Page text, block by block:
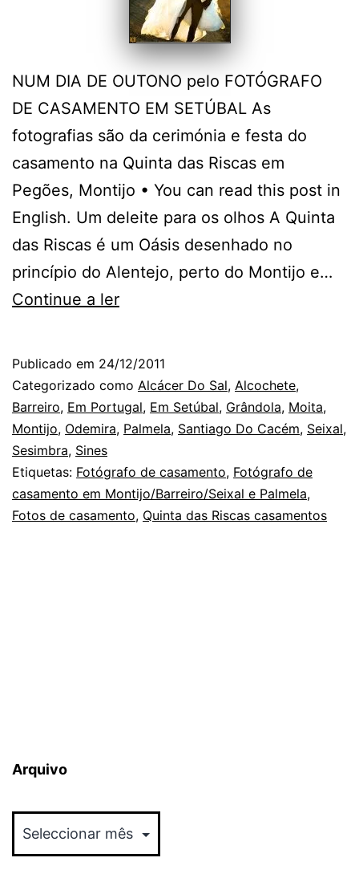
NUM DIA DE OUTONO pelo FOTÓGRAFO
DE CASAMENTO EM SETÚBAL As
fotografias são da cerimónia e festa do
casamento na Quinta das Riscas em
Pegões, Montijo • You can read this post in
English. Um deleite para os olhos A Quinta
das Riscas é um Oásis desenhado no
princípio do Alentejo, perto do Montijo e…
Continue a lerO
Casamento
no
Montijo:
na
Quinta
das
Publicado em 24/12/2011
Categorizado como Alcácer Do Sal, Alcochete,
Barreiro, Em Portugal, Em Setúbal, Grândola, Moita,
Montijo, Odemira, Palmela, Santiago Do Cacém, Seixal,
Sesimbra, Sines
Etiquetas: Fotógrafo de casamento, Fotógrafo de
casamento em Montijo/Barreiro/Seixal e Palmela,
Fotos de casamento, Quinta das Riscas casamentos
Arquivo